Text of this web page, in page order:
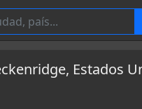
Estados